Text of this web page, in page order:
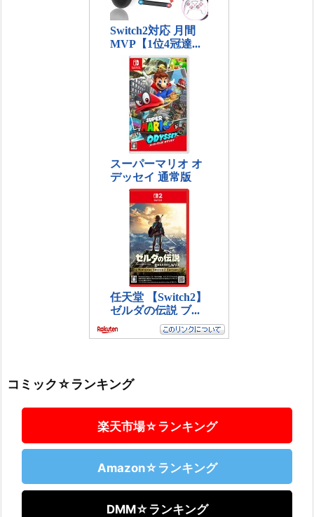
コミック☆ランキング
楽天市場☆ランキング
Amazon☆ランキング
DMM☆ランキング